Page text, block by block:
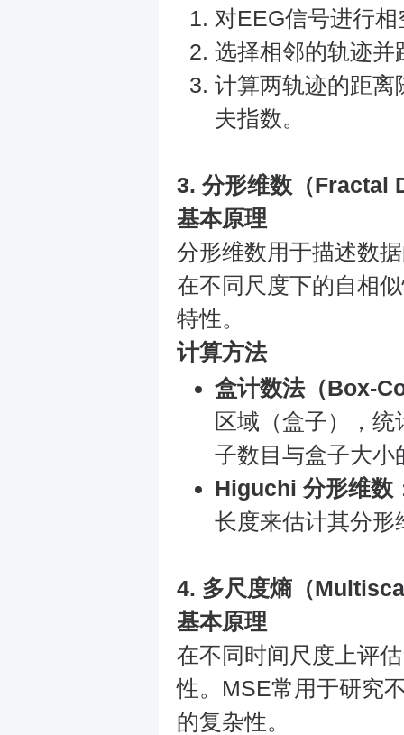
对EEG信号进行
选择相邻的轨迹并
计算两轨迹的距离
夫指数。
3. 分形维数（Fractal
基本原理
分形维数用于描述数
在不同尺度下的自相
特性。
计算方法
盒计数法（Box-
区域（盒子），
子数目与盒子大小
Higuchi 分形维数
长度来估计其分形
4. 多尺度熵（
基本原理
在不同时间尺度上评
性。MSE常用于研究
的复杂性。